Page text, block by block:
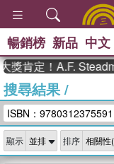
暢銷榜 新品 中文
獎肯定！A.F.
搜尋結果/
ISBN：9780312375591
顯示 排序